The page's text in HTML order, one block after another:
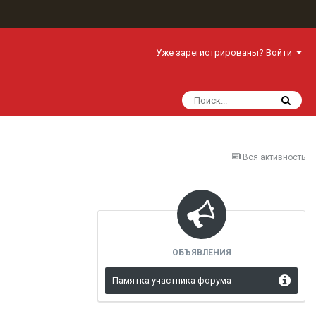
Уже зарегистрированы? Войти
Вся активность
ОБЪЯВЛЕНИЯ
Памятка участника форума